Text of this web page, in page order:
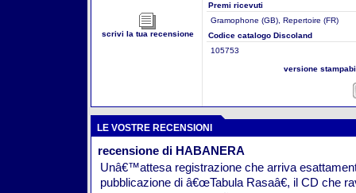
scrivi la tua recensione
Premi ricevuti
Gramophone (GB), Repertoire (FR)
Codice catalogo Discoland
105753
versione
LE VOSTRE RECENSIONI
recensione di HABANERA
Unâ€™attesa registrazione che arriva
pubblicazione di â€œTabula Rasaâ€, il CD che